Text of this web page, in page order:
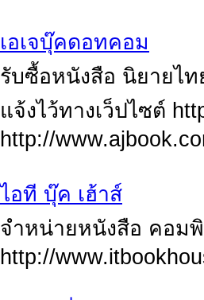
เอเจบุ๊คดอทคอม
รับซื้อหนังสือ นิยายไ
แจ้งไว้ทางเว็ปไซต์
http://
ไอที บุ๊ค เฮ้าส์
จำหน่ายหนังสือ คอม
http://